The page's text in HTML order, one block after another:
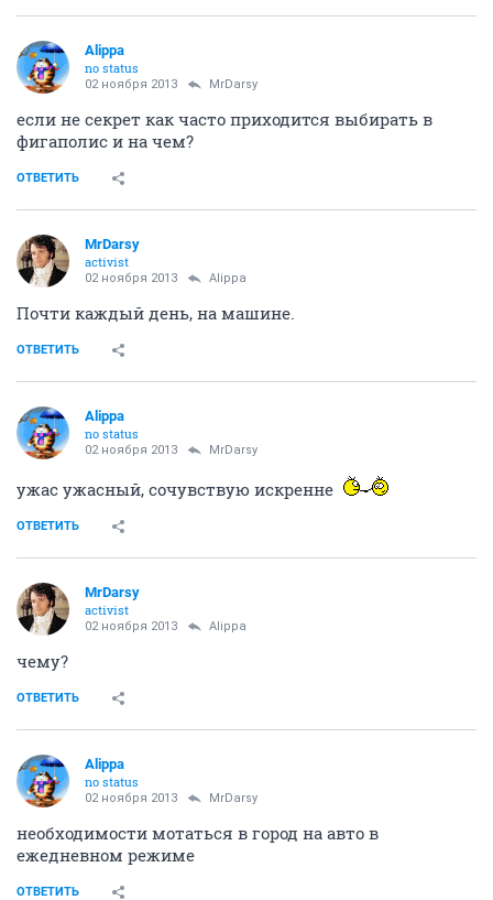
Alippa
no status
02 ноября 2013 MrDarsy
если не секрет как часто приходится выбирать в
фигаполис и на чем?
ОТВЕТИТЬ
MrDarsy
activist
02 ноября 2013 Alippa
Почти каждый день, на машине.
ОТВЕТИТЬ
Alippa
no status
02 ноября 2013 MrDarsy
ужас ужасный, сочувствую искренне
ОТВЕТИТЬ
MrDarsy
activist
02 ноября 2013 Alippa
чему?
ОТВЕТИТЬ
Alippa
no status
02 ноября 2013 MrDarsy
необходимости мотаться в город на авто в
ежедневном режиме
ОТВЕТИТЬ